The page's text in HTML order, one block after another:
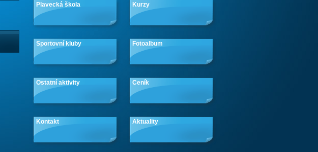
Plavecká škola Kurzy
Sportovní kluby Fotoalbum
Ostatní aktivity Ceník
Kontakt Aktuality